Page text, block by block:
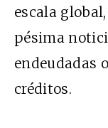
escala
pésima
endeudadas
créditos.